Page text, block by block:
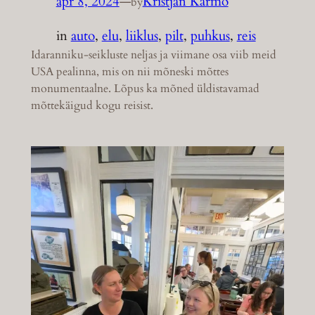
inauto, elu, liiklus, pilt, puhkus, reis
Idaranniku-seikluste neljas ja viimane osa viib meid
USA pealinna, mis on nii mõneski mõttes
monumentaalne. Lõpus ka mõned üldistavamad
mõttekäigud kogu reisist.